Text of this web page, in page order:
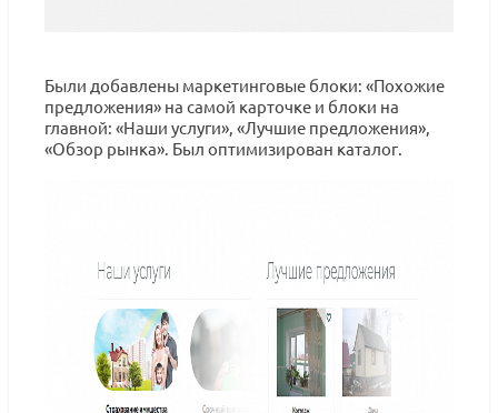
Были добавлены маркетинговые блоки: «Похожие
предложения» на самой карточке и блоки на
главной: «Наши услуги», «Лучшие предложения»,
«Обзор рынка». Был оптимизирован каталог.